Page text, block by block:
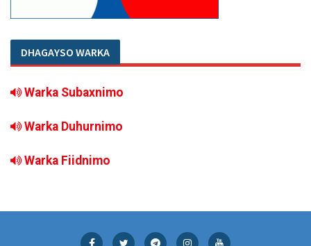
DHAGAYSO WARKA
Warka Subaxnimo
Warka Duhurnimo
Warka Fiidnimo